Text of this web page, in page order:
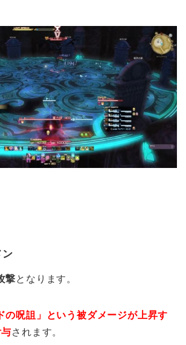
ン
撃となります。
の呪詛」という被ダメージが上昇す
されます。